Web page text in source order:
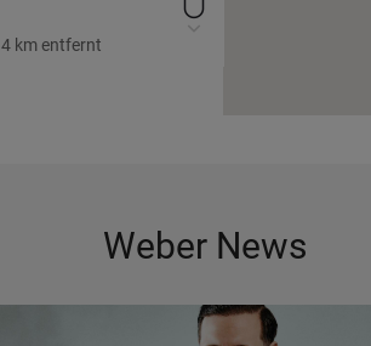
4 km entfernt
Weber News